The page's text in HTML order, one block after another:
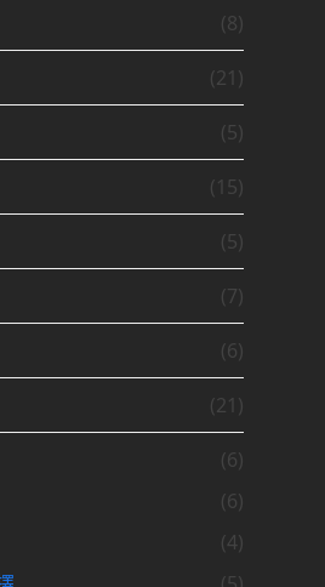
(8)
(21)
(5)
(15)
(5)
(7)
(6)
(21)
(6)
(6)
(4)